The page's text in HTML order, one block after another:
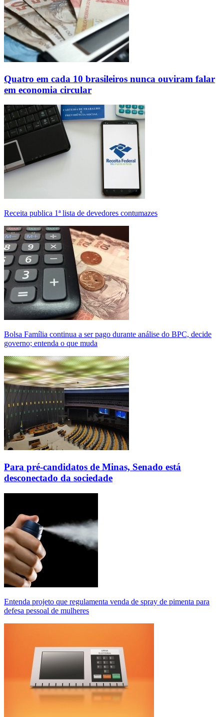
Quatro em cada 10 brasileiros nunca ouviram falar
em economia circular
Receita publica 1ª lista de devedores contumazes
Bolsa Família continua a ser pago durante análise do BPC, decide
governo; entenda o que muda
Para pré-candidatos de Minas, Senado está
desconectado da sociedade
Entenda projeto que regulamenta venda de spray de pimenta para
defesa pessoal de mulheres